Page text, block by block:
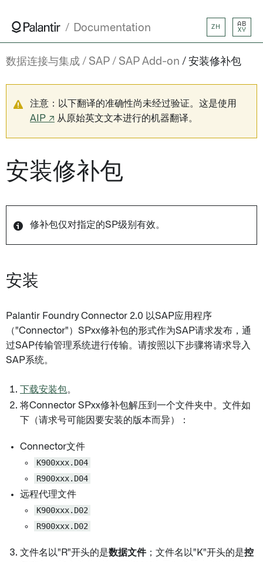
Documentation ZH
AB
XY
数据连接与集成 SAP SAP Add-on 安装修补包
注意：以下翻译的准确性尚未经过验证。这是使用
AIP ↗ 从原始英文文本进行的机器翻译。
安装修补包
修补包仅对指定的SP级别有效。
安装
Palantir Foundry Connector 2.0 以SAP应用程序
（"Connector"）SPxx修补包的形式作为SAP请求发布，通
过SAP传输管理系统进行传输。请按照以下步骤将请求导入
SAP系统。
下载安装包。
将Connector SPxx修补包解压到一个文件夹中。文件如
下（请求号可能因要安装的版本而异）：
Connector文件
K900xxx.D04
R900xxx.D04
远程代理文件
K900xxx.D02
R900xxx.D02
文件名以"R"开头的是数据文件；文件名以"K"开头的是控